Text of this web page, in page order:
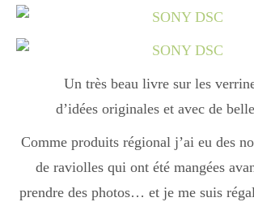
cupcake
apéro
Un très beau livre sur les
d’idées originales et avec de
Comme produits régional j’ai eu des
de raviolles qui ont été mangées
prendre des photos… et je me suis